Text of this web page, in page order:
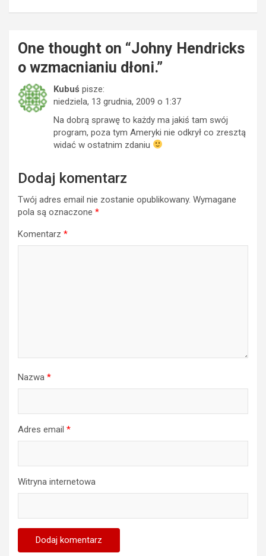
One thought on “Johny Hendricks
o wzmacnianiu dłoni.”
Kubuś pisze:
niedziela, 13 grudnia, 2009 o 1:37
Na dobrą sprawę to każdy ma jakiś tam swój
program, poza tym Ameryki nie odkrył co zresztą
widać w ostatnim zdaniu
Dodaj komentarz
Twój adres email nie zostanie opublikowany. Wymagane
pola są oznaczone *
Komentarz *
Nazwa *
Adres email *
Witryna internetowa